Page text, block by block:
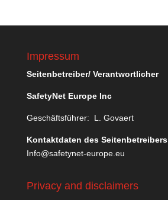
Impressum
Seitenbetreiber/ Verantwortlicher
SafetyNet Europe Inc
Geschäftsführer: L. Govaert
Kontaktdaten des Seitenbetreibers
Info@safetynet-europe.eu
Privacy and disclaimers